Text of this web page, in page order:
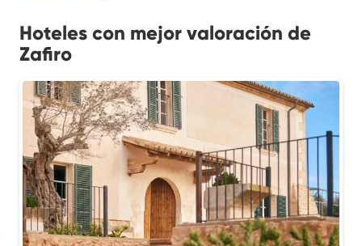
Hoteles con mejor valoración de
Zafiro